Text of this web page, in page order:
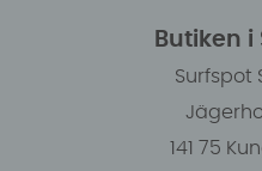
Butiken
Surfspot
141 75